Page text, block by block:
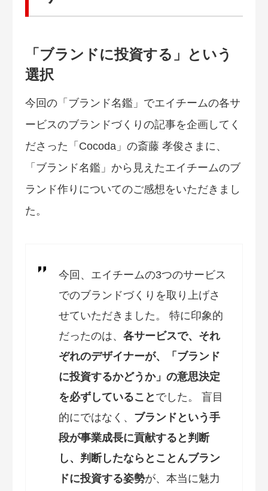
「ブランドに投資する」という
選択
今回の「ブランド名鑑」でエイチームの各サ
ービスのブランドづくりの記事を企画してく
ださった「Cocoda」の斎藤 孝俊さまに、
「ブランド名鑑」から見えたエイチームのブ
ランド作りについてのご感想をいただきまし
た。
今回、エイチームの3つのサービス
でのブランドづくりを取り上げさ
せていただきました。 特に印象的
だったのは、 各サービスで、それ
ぞれのデザイナーが、「ブランド
に投資するかどうか」の意思決定
を必ずしていること でした。 盲目
的にではなく、 ブランドという手
段が事業成長に貢献すると判断
し、判断したならとことんブラン
ドに投資する姿勢が、本当に魅力